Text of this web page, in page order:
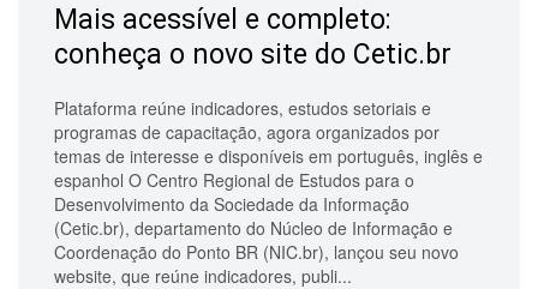
Mais acessível e completo:
conheça o novo site do Cetic.br
Plataforma reúne indicadores, estudos setoriais e
programas de capacitação, agora organizados por
temas de interesse e disponíveis em português, inglês e
espanhol O Centro Regional de Estudos para o
Desenvolvimento da Sociedade da Informação
(Cetic.br), departamento do Núcleo de Informação e
Coordenação do Ponto BR (NIC.br), lançou seu novo
website, que reúne indicadores, publi...